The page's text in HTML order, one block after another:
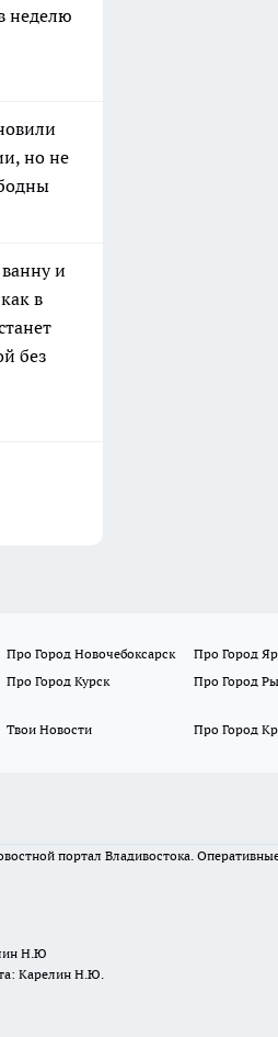
неделю
но не
и
в
без
Про Город Новочебоксарск Про Город
Про Город Курск Про Город
Твои Новости Про Город
портал Владивостока.
Н.Ю
Карелин Н.Ю.